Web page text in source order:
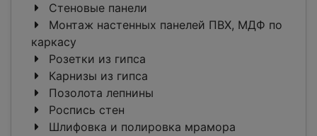
Стеновые панели
Монтаж настенных панелей ПВХ, МДФ по
каркасу
Розетки из гипса
Карнизы из гипса
Позолота лепнины
Роспись стен
Шлифовка и полировка мрамора